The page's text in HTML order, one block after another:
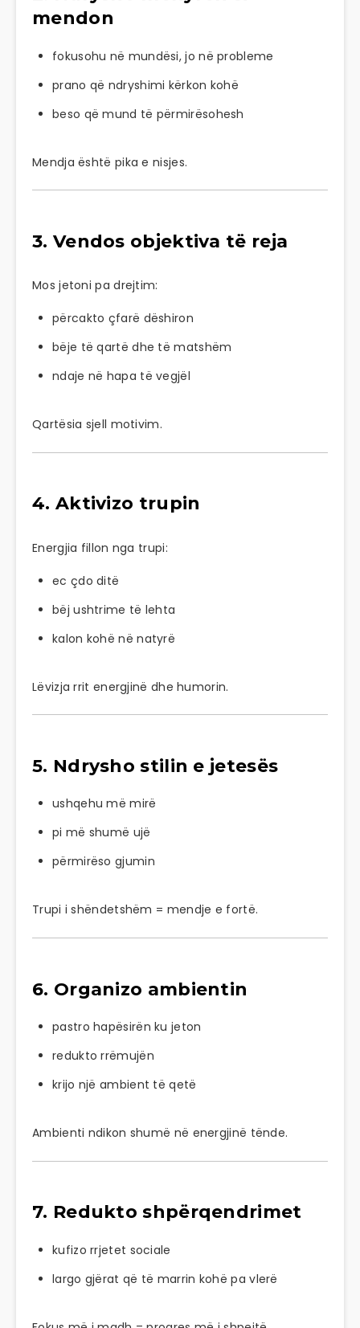
mendon
fokusohu në mundësi, jo në probleme
prano që ndryshimi kërkon kohë
beso që mund të përmirësohesh
Mendja është pika e nisjes.
3. Vendos objektiva të reja
Mos jetoni pa drejtim:
përcakto çfarë dëshiron
bëje të qartë dhe të matshëm
ndaje në hapa të vegjël
Qartësia sjell motivim.
4. Aktivizo trupin
Energjia fillon nga trupi:
ec çdo ditë
bëj ushtrime të lehta
kalon kohë në natyrë
Lëvizja rrit energjinë dhe humorin.
5. Ndrysho stilin e jetesës
ushqehu më mirë
pi më shumë ujë
përmirëso gjumin
Trupi i shëndetshëm = mendje e fortë.
6. Organizo ambientin
pastro hapësirën ku jeton
redukto rrëmujën
krijo një ambient të qetë
Ambienti ndikon shumë në energjinë tënde.
7. Redukto shpërqendrimet
kufizo rrjetet sociale
largo gjërat që të marrin kohë pa vlerë